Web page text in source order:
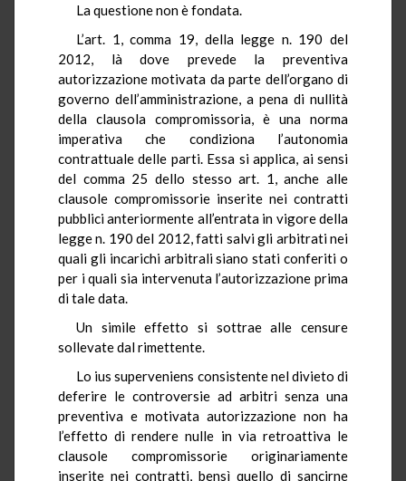
La questione non è fondata.
L’art. 1, comma 19, della legge n. 190 del
2012, là dove prevede la preventiva
autorizzazione motivata da parte dell’organo di
governo dell’amministrazione, a pena di nullità
della clausola compromissoria, è una norma
imperativa che condiziona l’autonomia
contrattuale delle parti. Essa si applica, ai sensi
del comma 25 dello stesso art. 1, anche alle
clausole compromissorie inserite nei contratti
pubblici anteriormente all’entrata in vigore della
legge n. 190 del 2012, fatti salvi gli arbitrati nei
quali gli incarichi arbitrali siano stati conferiti o
per i quali sia intervenuta l’autorizzazione prima
di tale data.
Un simile effetto si sottrae alle censure
sollevate dal rimettente.
Lo ius superveniens consistente nel divieto di
deferire le controversie ad arbitri senza una
preventiva e motivata autorizzazione non ha
l’effetto di rendere nulle in via retroattiva le
clausole compromissorie originariamente
inserite nei contratti, bensì quello di sancirne